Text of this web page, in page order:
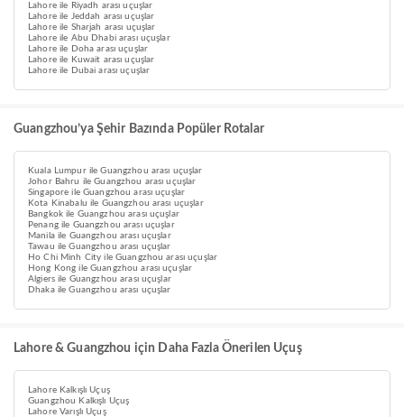
Lahore ile Riyadh arası uçuşlar
Lahore ile Jeddah arası uçuşlar
Lahore ile Sharjah arası uçuşlar
Lahore ile Abu Dhabi arası uçuşlar
Lahore ile Doha arası uçuşlar
Lahore ile Kuwait arası uçuşlar
Lahore ile Dubai arası uçuşlar
Guangzhou’ya Şehir Bazında Popüler Rotalar
Kuala Lumpur ile Guangzhou arası uçuşlar
Johor Bahru ile Guangzhou arası uçuşlar
Singapore ile Guangzhou arası uçuşlar
Kota Kinabalu ile Guangzhou arası uçuşlar
Bangkok ile Guangzhou arası uçuşlar
Penang ile Guangzhou arası uçuşlar
Manila ile Guangzhou arası uçuşlar
Tawau ile Guangzhou arası uçuşlar
Ho Chi Minh City ile Guangzhou arası uçuşlar
Hong Kong ile Guangzhou arası uçuşlar
Algiers ile Guangzhou arası uçuşlar
Dhaka ile Guangzhou arası uçuşlar
Lahore & Guangzhou için Daha Fazla Önerilen Uçuş
Lahore Kalkışlı Uçuş
Guangzhou Kalkışlı Uçuş
Lahore Varışlı Uçuş